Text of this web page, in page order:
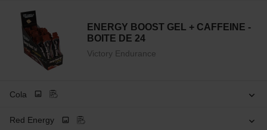
ENERGY BOOST GEL + CAFFEINE -
BOITE DE 24
Victory Endurance
Cola
Red Energy